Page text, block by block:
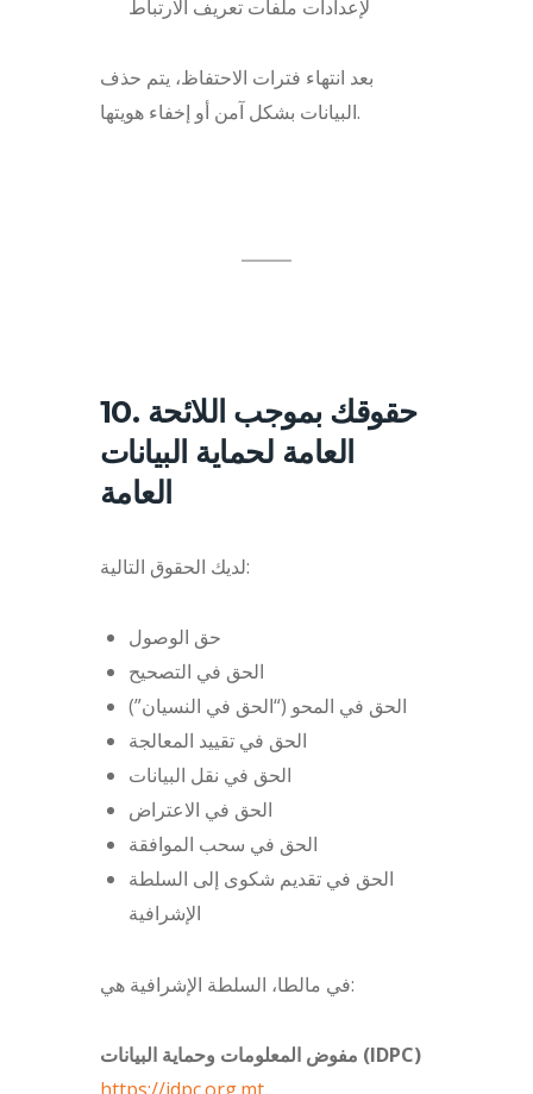
لإعدادات ملفات تعريف الارتباط
بعد انتهاء فترات الاحتفاظ، يتم حذف
البيانات بشكل آمن أو إخفاء هويتها.
10. حقوقك بموجب اللائحة
العامة لحماية البيانات
العامة
لديك الحقوق التالية:
حق الوصول
الحق في التصحيح
الحق في المحو (“الحق في النسيان”)
الحق في تقييد المعالجة
الحق في نقل البيانات
الحق في الاعتراض
الحق في سحب الموافقة
الحق في تقديم شكوى إلى السلطة
الإشرافية
في مالطا، السلطة الإشرافية هي:
مفوض المعلومات وحماية البيانات (IDPC)